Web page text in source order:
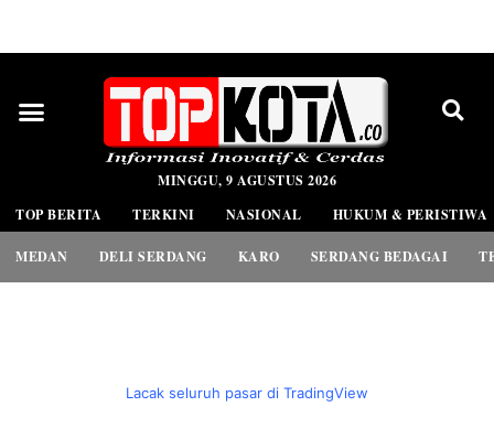
MINGGU, 9 AGUSTUS 2026
TOP BERITA
TERKINI NASIONAL HUKUM & PERISTIWA
MEDAN DELI SERDANG KARO SERDANG BEDAGAI
Lacak seluruh pasar di TradingView